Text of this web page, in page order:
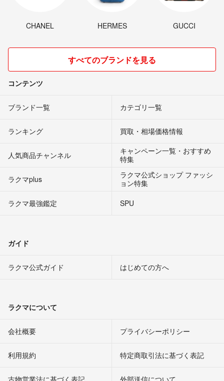
CHANEL HERMES GUCCI
すべてのブランドを見る
コンテンツ
ブランド一覧 カテゴリ一覧
ランキング 買取・相場価格情報
人気商品チャンネル
キャンペーン一覧・おすすめ
特集
ラクマplus
ラクマ公式ショップ ファッシ
ョン特集
ラクマ最強鑑定
SPU
ガイド
ラクマ公式ガイド はじめての方へ
ラクマについて
会社概要 プライバシーポリシー
利用規約 特定商取引法に基づく表記